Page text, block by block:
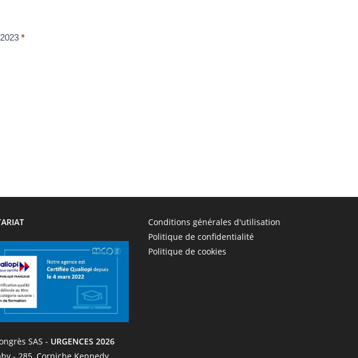
*
SAS - URGENCES 2026
Conditions générales d'utilisation
Politique de confidentialité
Politique de cookies